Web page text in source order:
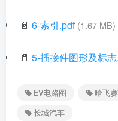
📄 6-索引.pdf (1.67 MB)
📄 5-插接件图形及标
EV电路图 哈飞
长城汽车